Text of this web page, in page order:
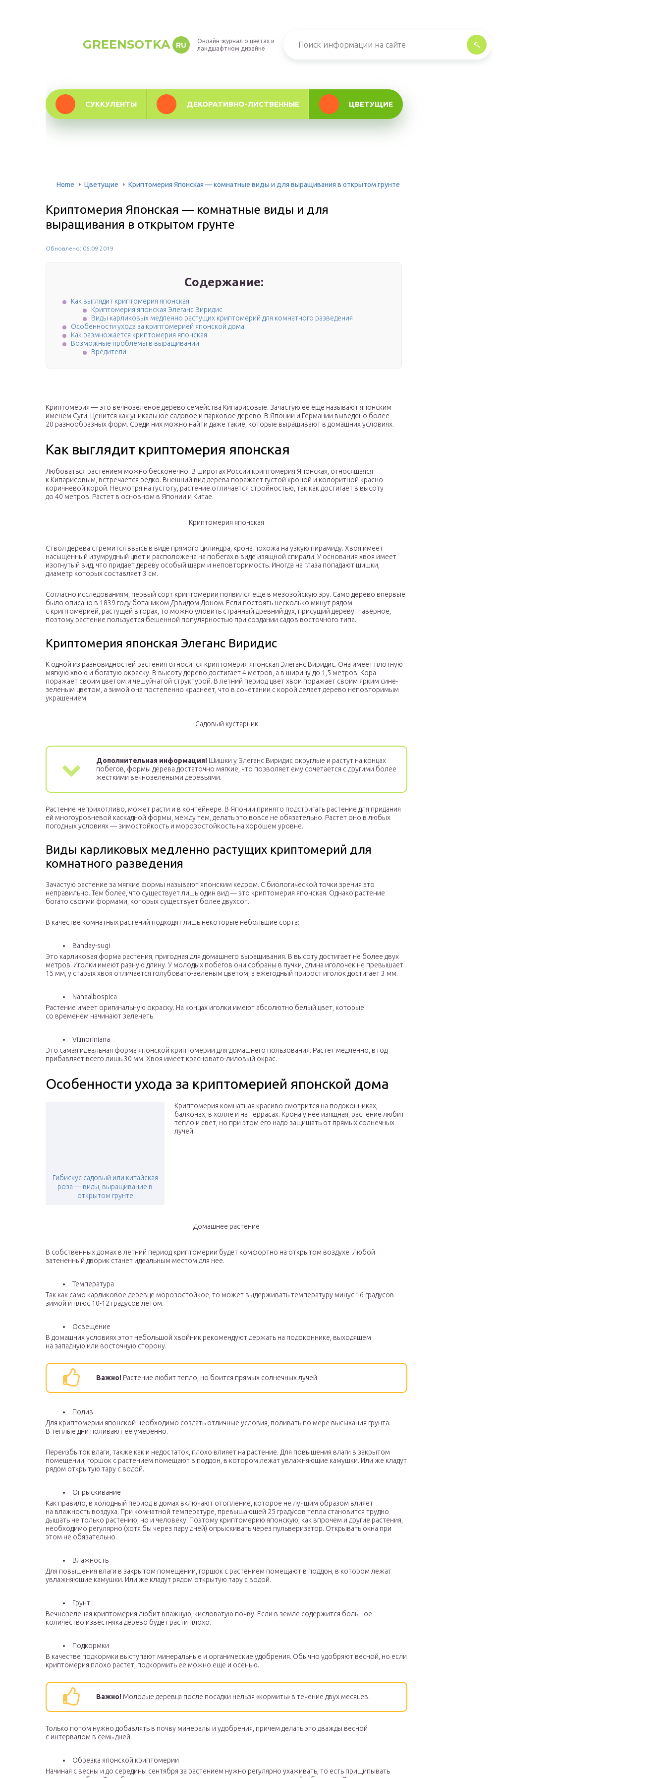
GREENSOTKA RU
Онлайн-журнал о цветах и
ландшафтном дизайне
СУККУЛЕНТЫ ДЕКОРАТИВНО-ЛИСТВЕННЫЕ ЦВЕТУЩИЕ
Home Цветущие Криптомерия Японская — комнатные виды и для выращивания в открытом грунте
Криптомерия Японская — комнатные виды и для
выращивания в открытом грунте
Обновлено: 06.09.2019
Содержание:
Как выглядит криптомерия японская
Криптомерия японская Элеганс Виридис
Виды карликовых медленно растущих криптомерий для комнатного разведения
Особенности ухода за криптомерией японской дома
Как размножается криптомерия японская
Возможные проблемы в выращивании
Вредители
Криптомерия — это вечнозеленое дерево семейства Кипарисовые. Зачастую ее еще называют японским
именем Суги. Ценится как уникальное садовое и парковое дерево. В Японии и Германии выведено более
20 разнообразных форм. Среди них можно найти даже такие, которые выращивают в домашних условиях.
Как выглядит криптомерия японская
Любоваться растением можно бесконечно. В широтах России криптомерия Японская, относящаяся
к Кипарисовым, встречается редко. Внешний вид дерева поражает густой кроной и колоритной красно-
коричневой корой. Несмотря на густоту, растение отличается стройностью, так как достигает в высоту
до 40 метров. Растет в основном в Японии и Китае.
Криптомерия японская
Ствол дерева стремится ввысь в виде прямого цилиндра, крона похожа на узкую пирамиду. Хвоя имеет
насыщенный изумрудный цвет и расположена на побегах в виде изящной спирали. У основания хвоя имеет
изогнутый вид, что придает дереву особый шарм и неповторимость. Иногда на глаза попадают шишки,
диаметр которых составляет 3 см.
Согласно исследованиям, первый сорт криптомерии появился еще в мезозойскую эру. Само дерево впервые
было описано в 1839 году ботаником Дэвидом Доном. Если постоять несколько минут рядом
с криптомерией, растущей в горах, то можно уловить странный древний дух, присущий дереву. Наверное,
поэтому растение пользуется бешенной популярностью при создании садов восточного типа.
Криптомерия японская Элеганс Виридис
К одной из разновидностей растения относится криптомерия японская Элеганс Виридис. Она имеет плотную
мягкую хвою и богатую окраску. В высоту дерево достигает 4 метров, а в ширину до 1,5 метров. Кора
поражает своим цветом и чешуйчатой структурой. В летний период цвет хвои поражает своим ярким сине-
зеленым цветом, а зимой она постепенно краснеет, что в сочетании с корой делает дерево неповторимым
украшением.
Садовый кустарник
Дополнительная информация! Шишки у Элеганс Виридис округлые и растут на концах
побегов, формы дерева достаточно мягкие, что позволяет ему сочетается с другими более
жесткими вечнозелеными деревьями.
Растение неприхотливо, может расти и в контейнере. В Японии принято подстригать растение для придания
ей многоуровневой каскадной формы, между тем, делать это вовсе не обязательно. Растет оно в любых
погодных условиях — зимостойкость и морозостойкость на хорошем уровне.
Виды карликовых медленно растущих криптомерий для
комнатного разведения
Зачастую растение за мягкие формы называют японским кедром. С биологической точки зрения это
неправильно. Тем более, что существует лишь один вид — это криптомерия японская. Однако растение
богато своими формами, которых существует более двухсот.
В качестве комнатных растений подходят лишь некоторые небольшие сорта:
Banday-sugi
Это карликовая форма растения, пригодная для домашнего выращивания. В высоту достигает не более двух
метров. Иголки имеют разную длину. У молодых побегов они собраны в пучки, длина иголочек не превышает
15 мм, у старых хвоя отличается голубовато-зеленым цветом, а ежегодный прирост иголок достигает 3 мм.
Nanaalbospica
Растение имеет оригинальную окраску. На концах иголки имеют абсолютно белый цвет, которые
со временем начинают зеленеть.
Vilmoriniana
Это самая идеальная форма японской криптомерии для домашнего пользования. Растет медленно, в год
прибавляет всего лишь 30 мм. Хвоя имеет красновато-лиловый окрас.
Особенности ухода за криптомерией японской дома
Гибискус садовый или китайская
роза — виды, выращивание в
открытом грунте
Криптомерия комнатная красиво смотрится на подоконниках,
балконах, в холле и на террасах. Крона у нее изящная, растение любит
тепло и свет, но при этом его надо защищать от прямых солнечных
лучей.
Домашнее растение
В собственных домах в летний период криптомерии будет комфортно на открытом воздухе. Любой
затененный дворик станет идеальным местом для нее.
Температура
Так как само карликовое деревце морозостойкое, то может выдерживать температуру минус 16 градусов
зимой и плюс 10-12 градусов летом.
Освещение
В домашних условиях этот небольшой хвойник рекомендуют держать на подоконнике, выходящем
на западную или восточную сторону.
Важно! Растение любит тепло, но боится прямых солнечных лучей.
Полив
Для криптомерии японской необходимо создать отличные условия, поливать по мере высыхания грунта.
В теплые дни поливают ее умеренно.
Переизбыток влаги, также как и недостаток, плохо влияет на растение. Для повышения влаги в закрытом
помещении, горшок с растением помещают в поддон, в котором лежат увлажняющие камушки. Или же кладут
рядом открытую тару с водой.
Опрыскивание
Как правило, в холодный период в домах включают отопление, которое не лучшим образом влияет
на влажность воздуха. При комнатной температуре, превышающей 25 градусов тепла становится трудно
дышать не только растению, но и человеку. Поэтому криптомерию японскую, как впрочем и другие растения,
необходимо регулярно (хотя бы через пару дней) опрыскивать через пульверизатор. Открывать окна при
этом не обязательно.
Влажность
Для повышения влаги в закрытом помещении, горшок с растением помещают в поддон, в котором лежат
увлажняющие камушки. Или же кладут рядом открытую тару с водой.
Грунт
Вечнозеленая криптомерия любит влажную, кисловатую почву. Если в земле содержится большое
количество известняка дерево будет расти плохо.
Подкормки
В качестве подкормки выступают минеральные и органические удобрения. Обычно удобряют весной, но если
криптомерия плохо растет, подкормить ее можно еще и осенью.
Важно! Молодые деревца после посадки нельзя «кормить» в течение двух месяцев.
Только потом нужно добавлять в почву минералы и удобрения, причем делать это дважды весной
с интервалом в семь дней.
Обрезка японской криптомерии
Начиная с весны и до середины сентября за растением нужно регулярно ухаживать, то есть прищипывать